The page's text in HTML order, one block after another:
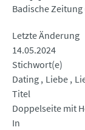
Badische
Letzte Änderung
14.05.2024
Stichwort(e)
Dating Liebe
Titel
Doppelseite mit
In